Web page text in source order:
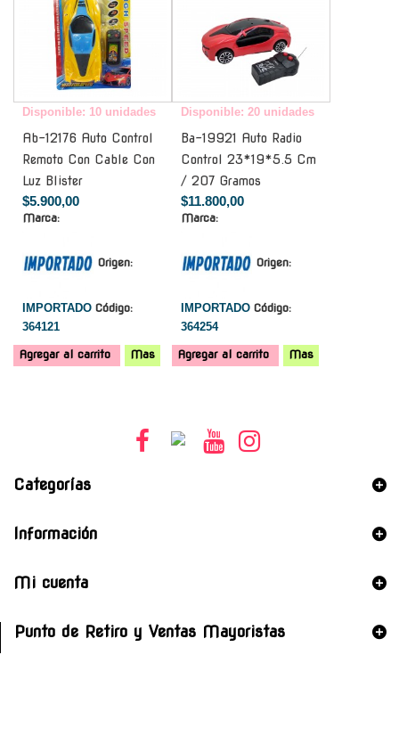
Disponible: 10 unidades
Ab-12176 Auto Control
Remoto Con Cable Con
Luz Blister
$5.900,00
Marca:
Origen:
IMPORTADO Código:
364121
Agregar al carrito Mas
Disponible: 20 unidades
Ba-19921 Auto Radio
Control 23*19*5.5 Cm
/ 207 Gramos
$11.800,00
Marca:
Origen:
IMPORTADO Código:
364254
Agregar al carrito Mas
Categorías
Información
Mi cuenta
Punto de Retiro y Ventas Mayoristas